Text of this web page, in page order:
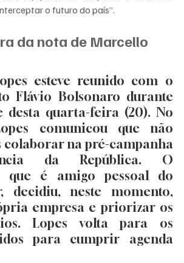
o futuro do país”.
da nota de Marcello
esteve reunido com o
Flávio Bolsonaro durante
desta quarta-feira (20). No
comunicou que não
colaborar na pré-campanha
da República. O
que é amigo pessoal do
decidiu, neste momento,
empresa e priorizar os
Lopes volta para os
para cumprir agenda